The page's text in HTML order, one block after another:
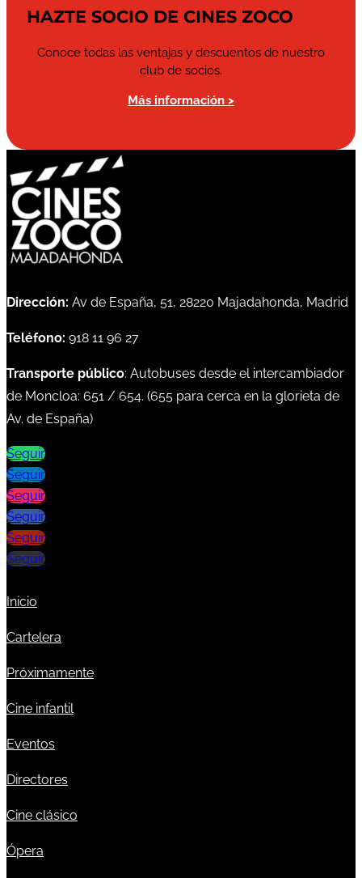
HAZTE SOCIO DE CINES ZOCO
Conoce todas las ventajas y descuentos de nuestro
club de socios.
Más información >
Dirección: Av de España, 51, 28220 Majadahonda, Madrid
Teléfono: 918 11 96 27
Transporte público: Autobuses desde el intercambiador
de Moncloa: 651 / 654. (655 para cerca en la glorieta de
Av. de España)
Seguir
Seguir
Seguir
Seguir
Seguir
Seguir
Inicio
Cartelera
Próximamente
Cine infantil
Eventos
Directores
Cine clásico
Ópera